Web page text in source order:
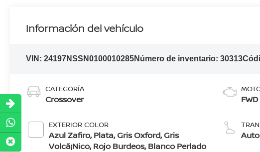
Información del vehículo
VIN:24197NSSN0100010285Número de inventario:30313
CATEGORÍA
Crossover
EXTERIOR COLOR
Azul Zafiro, Plata, Gris Oxford, Gris
Volcã¡Nico, Rojo Burdeos, Blanco Perlado
FWD